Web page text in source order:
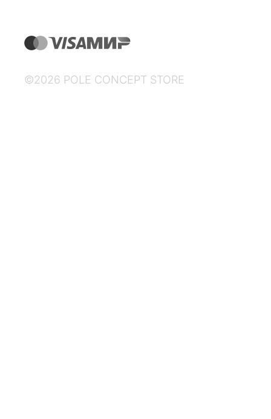
©2026 POLE CONCEPT STORE